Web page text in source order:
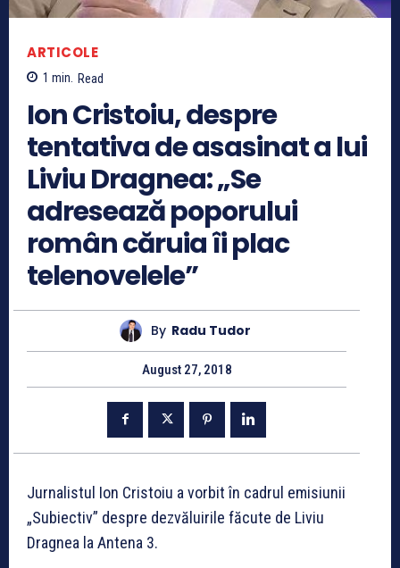
ARTICOLE
1 min. Read
Ion Cristoiu, despre
tentativa de asasinat a lui
Liviu Dragnea: „Se
adresează poporului
român căruia îi plac
telenovelele”
By Radu Tudor
August 27, 2018
Jurnalistul Ion Cristoiu a vorbit în cadrul emisiunii
„Subiectiv” despre dezvăluirile făcute de Liviu
Dragnea la Antena 3.